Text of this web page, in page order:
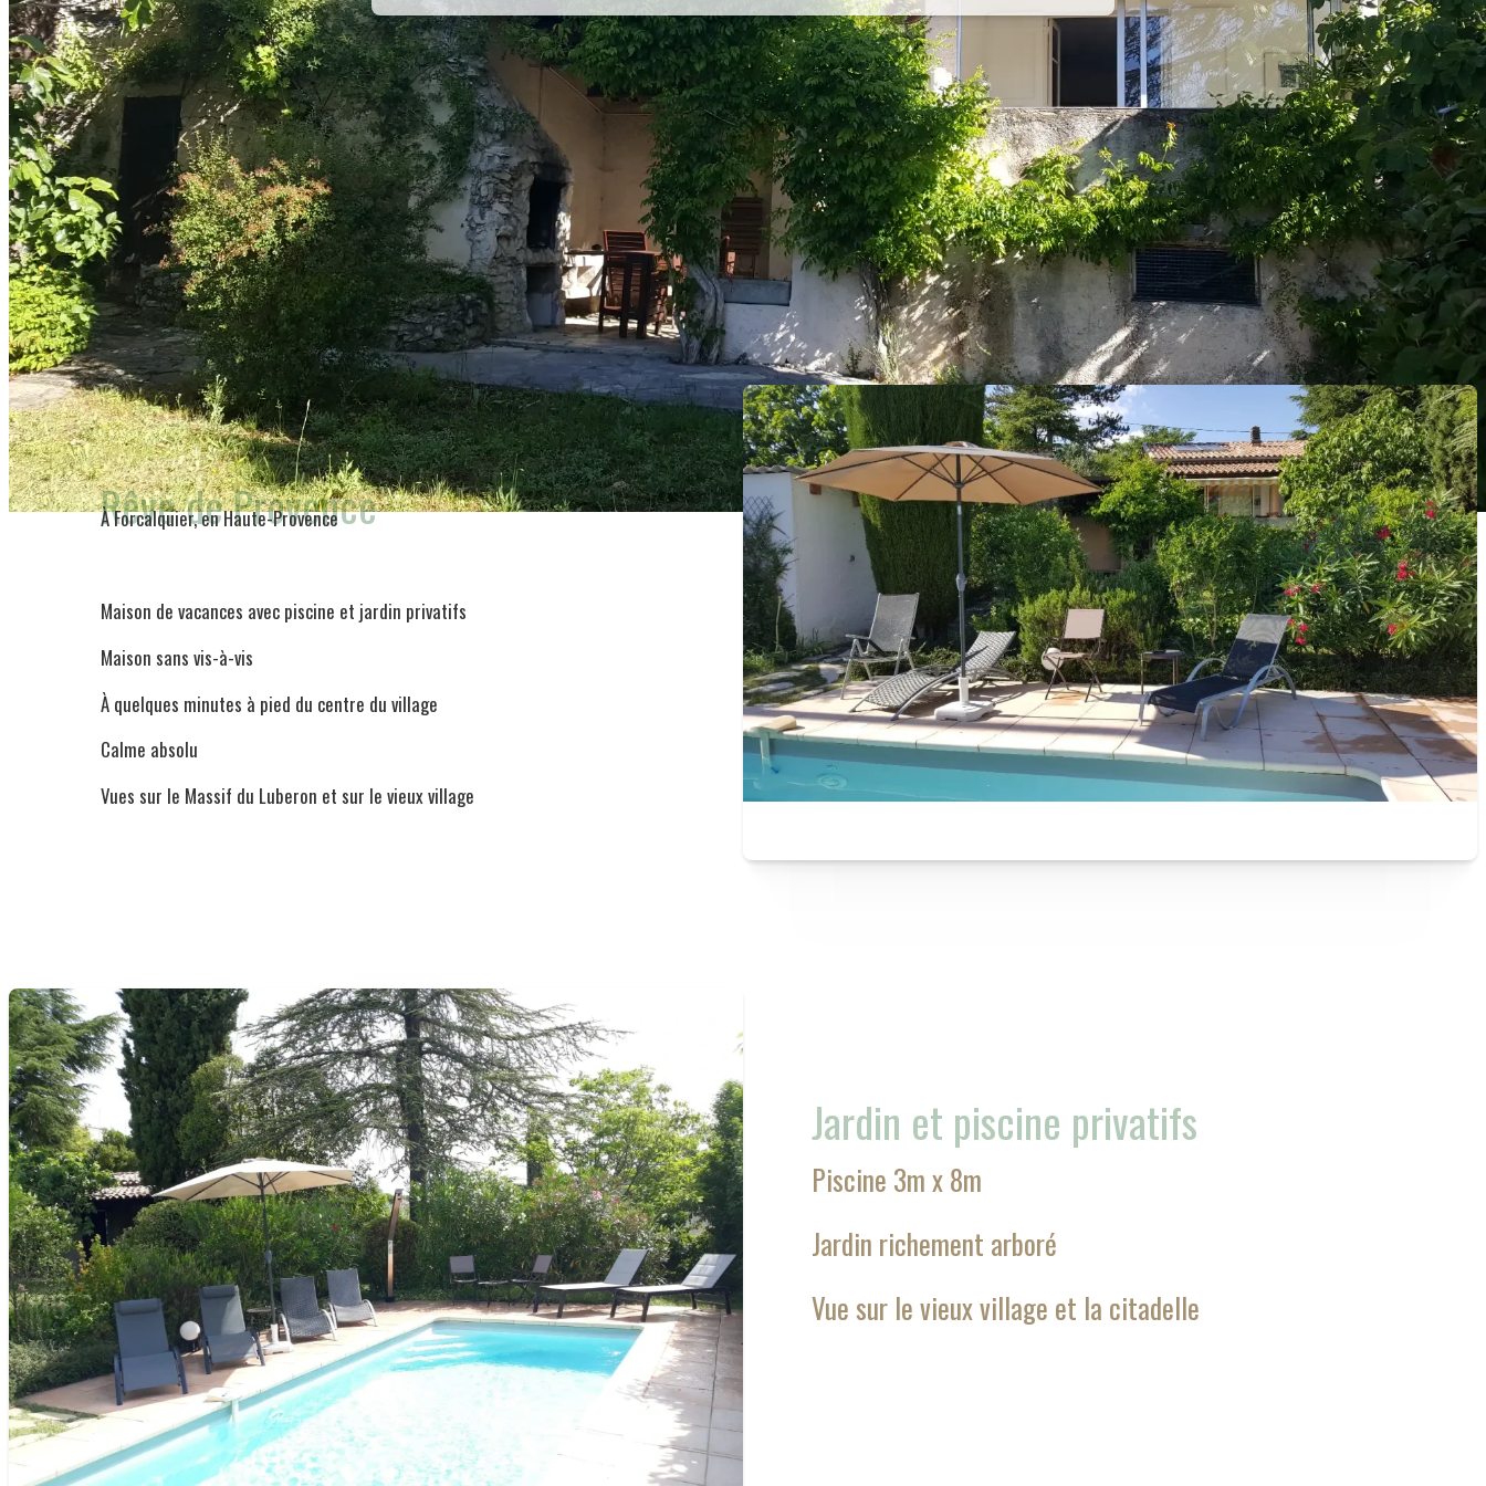
Rêve de Provence
À Forcalquier, en Haute-Provence
Maison de vacances avec piscine et jardin privatifs
Maison sans vis-à-vis
À quelques minutes à pied du centre du village
Calme absolu
Vues sur le Massif du Luberon et sur le vieux village
Jardin et piscine privatifs
Piscine 3m x 8m
Jardin richement arboré
Vue sur le vieux village et la citadelle